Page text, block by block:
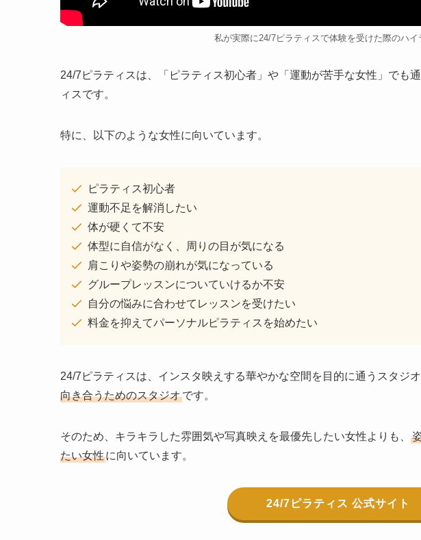
私が実際に24/7ピラティスで体験を受けた際のハイ
24/7ピラティスは、「ピラティス初心者」や「運動が苦手な女性」でも
ィスです。
特に、以下のような女性に向いています。
ピラティス初心者
運動不足を解消したい
体が硬くて不安
体型に自信がなく、周りの目が気になる
肩こりや姿勢の崩れが気になっている
グループレッスンについていけるか不安
自分の悩みに合わせてレッスンを受けたい
料金を抑えてパーソナルピラティスを始めたい
24/7ピラティスは、インスタ映えする華やかな空間を目的に通うスタジオ
向き合うためのスタジオです。
そのため、キラキラした雰囲気や写真映えを最優先したい女性よりも、
たい女性に向いています。
24/7ピラティス 公式サイト